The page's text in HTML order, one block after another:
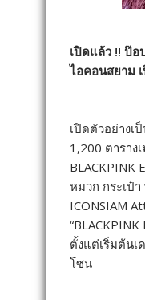
เปิดแล้ว !! ป๊อ
ไอคอนสยาม
เปิดตัวอย่างเ
1,200 ตาราง
BLACKPINK
หมวก กระเป๋
ICONSIAM
ตั้งแต่เริ่มต้นเ
โซน